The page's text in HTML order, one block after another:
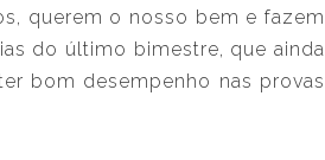
querem o nosso bem e fazem
do último bimestre, que ainda
bom desempenho nas provas